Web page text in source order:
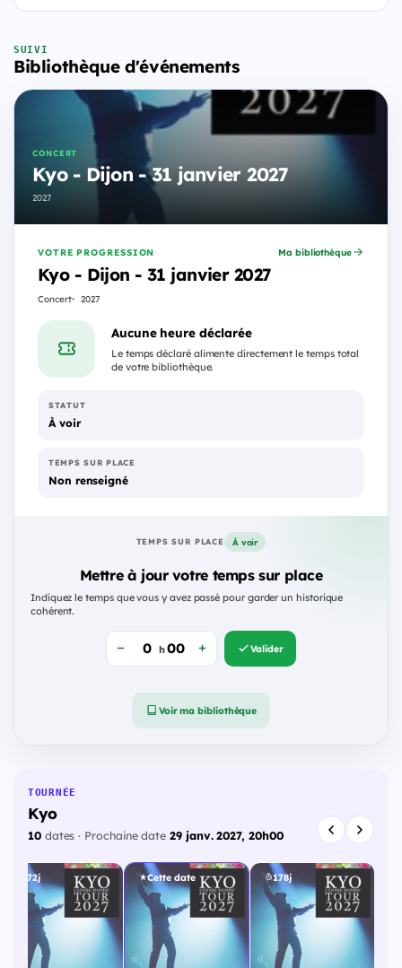
SUIVI
Bibliothèque d'événements
CONCERT
Kyo - Dijon - 31 janvier 2027
2027
VOTRE PROGRESSION
Kyo - Dijon - 31 janvier 2027
Concert 2027
Ma bibliothèque
Aucune heure déclarée
Le temps déclaré alimente directement le temps total
de votre bibliothèque.
STATUT
À voir
TEMPS SUR PLACE
Non renseigné
TEMPS SUR PLACE À voir
Mettre à jour votre temps sur place
Indiquez le temps que vous y avez passé pour garder un historique
cohérent.
h Valider
Voir ma bibliothèque
TOURNÉE
Kyo
10dates · Prochaine date29 janv. 2027, 20h00
172j Cette date 178j